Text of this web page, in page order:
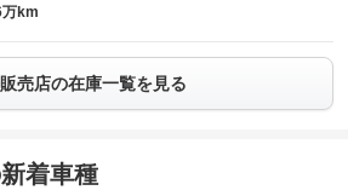
km
売店の在庫一覧を見る
着車種